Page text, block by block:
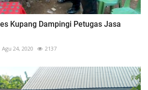
Kupang Dampingi Petugas Jasa
Agu 24, 2020 2137